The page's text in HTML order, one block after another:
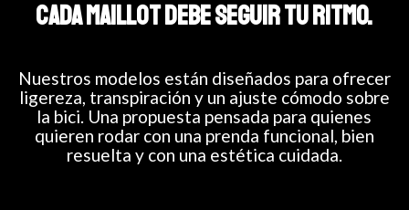
CADA MAILLOT DEBE SEGUIR TU RITMO.
Nuestros modelos están diseñados para ofrecer
ligereza, transpiración y un ajuste cómodo sobre
la bici. Una propuesta pensada para quienes
quieren rodar con una prenda funcional, bien
resuelta y con una estética cuidada.